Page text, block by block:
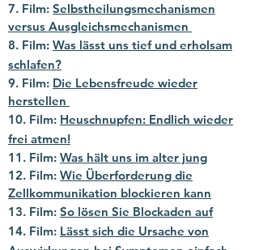
7. Film: Selbstheilungsmechanismen
versus Ausgleichsmechanismen
8. Film: Was lässt uns tief und erholsam
schlafen?
9. Film: Die Lebensfreude wieder
herstellen
10. Film: Heuschnupfen: Endlich wieder
frei atmen!
11. Film: Was hält uns im alter jung
12. Film: Wie Überforderung die
Zellkommunikation blockieren kann
13. Film: So lösen Sie Blockaden auf
14. Film: Lässt sich die Ursache von